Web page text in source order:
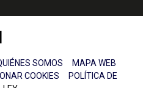
SOMOS
MAPA WEB
COOKIES
POLÍTICA DE